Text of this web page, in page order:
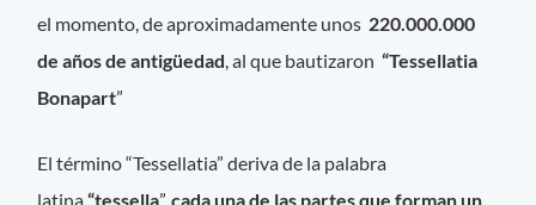
el momento, de aproximadamente unos 220.000.000
de años de antigüedad, al que bautizaron“Tessellatia
Bonapart”
El término “Tessellatia” deriva de la palabra
latina“tessella”,cada una de las partes que forman un